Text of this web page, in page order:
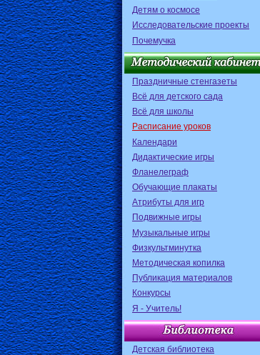
Детям о космосе
Исследовательские проекты
Почемучка
Праздничные стенгазеты
Всё для детского сада
Всё для школы
Расписание уроков
Календари
Дидактические игры
Фланелеграф
Обучающие плакаты
Атрибуты для игр
Подвижные игры
Музыкальные игры
Физкультминутка
Методическая копилка
Публикация материалов
Конкурсы
Я - Учитель!
Детская библиотека